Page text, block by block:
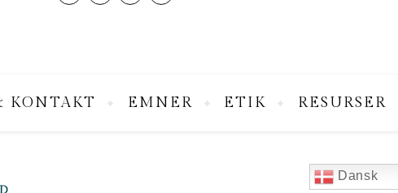
KONTAKT EMNER ETIK RESURSER
Dansk